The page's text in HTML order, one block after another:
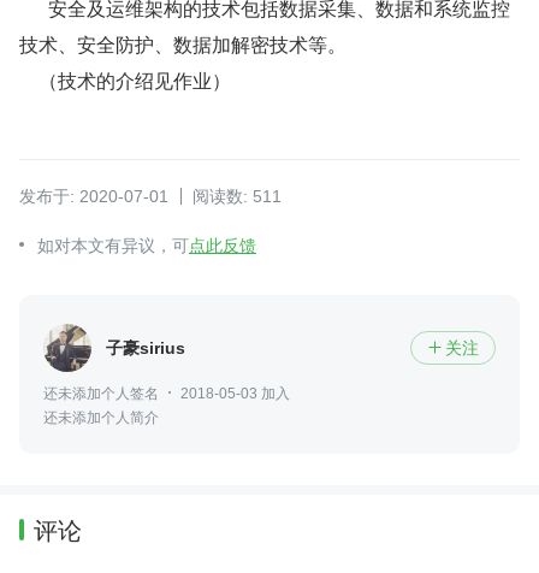
技术、安全防护、数据加解密技术等。
    （技术的介绍见作业）
发布于: 2020-07-01 阅读数: 511
如对本文有异议，可点此反馈
子豪sirius  关注
还未添加个人签名
2018-05-03 加入
还未添加个人简介
评论